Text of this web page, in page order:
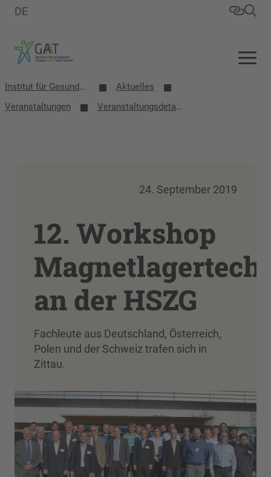
DE
Institut für Gesundheit, Altern, Arbeit und Technik (GAT)
Aktuelles
Veranstaltungen
Veranstaltungsdetails
24. September 2019
12. Workshop
an der HSZG
Fachleute aus Deutschland, Österreich,
Polen und der Schweiz trafen sich in
Zittau.